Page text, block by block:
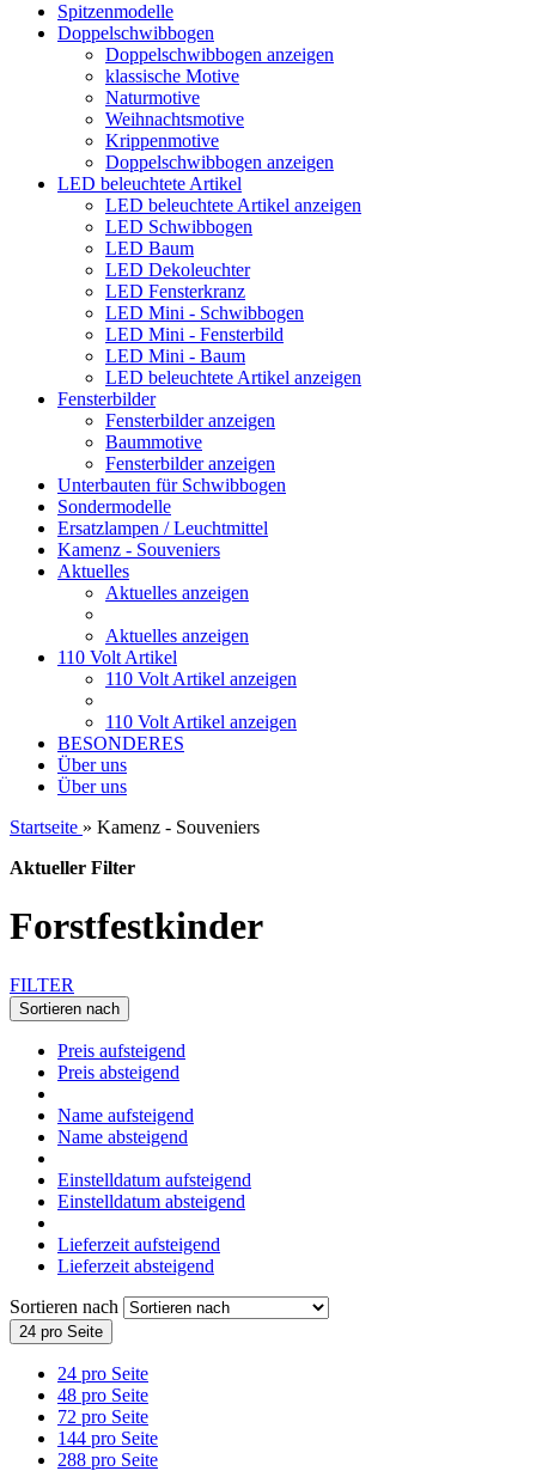
Spitzenmodelle
Doppelschwibbogen
Doppelschwibbogen anzeigen
klassische Motive
Naturmotive
Weihnachtsmotive
Krippenmotive
Doppelschwibbogen anzeigen
LED beleuchtete Artikel
LED beleuchtete Artikel anzeigen
LED Schwibbogen
LED Baum
LED Dekoleuchter
LED Fensterkranz
LED Mini - Schwibbogen
LED Mini - Fensterbild
LED Mini - Baum
LED beleuchtete Artikel anzeigen
Fensterbilder
Fensterbilder anzeigen
Baummotive
Fensterbilder anzeigen
Unterbauten für Schwibbogen
Sondermodelle
Ersatzlampen / Leuchtmittel
Kamenz - Souveniers
Aktuelles
Aktuelles anzeigen
Aktuelles anzeigen
110 Volt Artikel
110 Volt Artikel anzeigen
110 Volt Artikel anzeigen
BESONDERES
Über uns
Über uns
Startseite » Kamenz - Souveniers
Aktueller Filter
Forstfestkinder
FILTER
Sortieren nach
Preis aufsteigend
Preis absteigend
Name aufsteigend
Name absteigend
Einstelldatum aufsteigend
Einstelldatum absteigend
Lieferzeit aufsteigend
Lieferzeit absteigend
Sortieren nach
24 pro Seite
24 pro Seite
48 pro Seite
72 pro Seite
144 pro Seite
288 pro Seite